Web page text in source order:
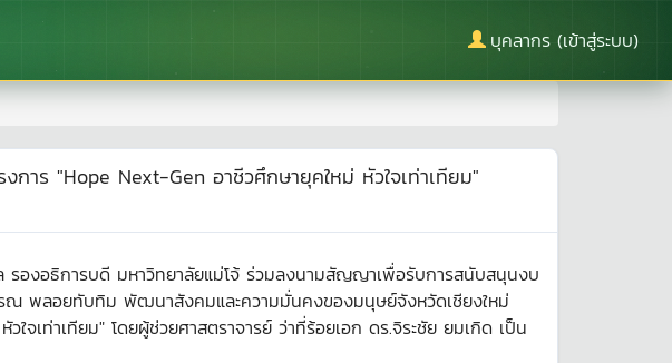
บุคลากร (เข้าสู่ระบบ)
าร "Hope Next-Gen อาชีวศึกษายุคใหม่ หัวใจเท่าเทียม"
องอธิการบดี มหาวิทยาลัยแม่โจ้ ร่วมลงนามสัญญาเพื่อรับการสนับสนุนงบ
รณ พลอยทับทิม พัฒนาสังคมและความมั่นคงของมนุษย์จังหวัดเชียงใหม่
จเท่าเทียม" โดยผู้ช่วยศาสตราจารย์ ว่าที่ร้อยเอก ดร.จิระชัย ยมเกิด เป็น